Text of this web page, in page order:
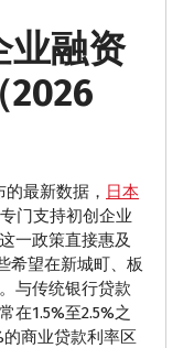
业融资
2026
最新数据， 日本
专门支持初创企业
一政策直接惠及
望在新城町、板
与传统银行贷款
在1.5%至2.5%之
的商业贷款利率区